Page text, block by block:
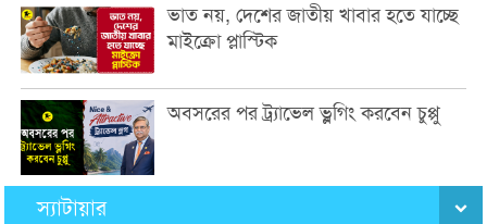
ভাত নয়, দেশের জাতীয় খাবার হতে যাচ্ছে
মাইক্রো প্লাস্টিক
অবসরের পর ট্র্যাভেল ভ্লগিং করবেন চুপ্পু
স্যাটায়ার